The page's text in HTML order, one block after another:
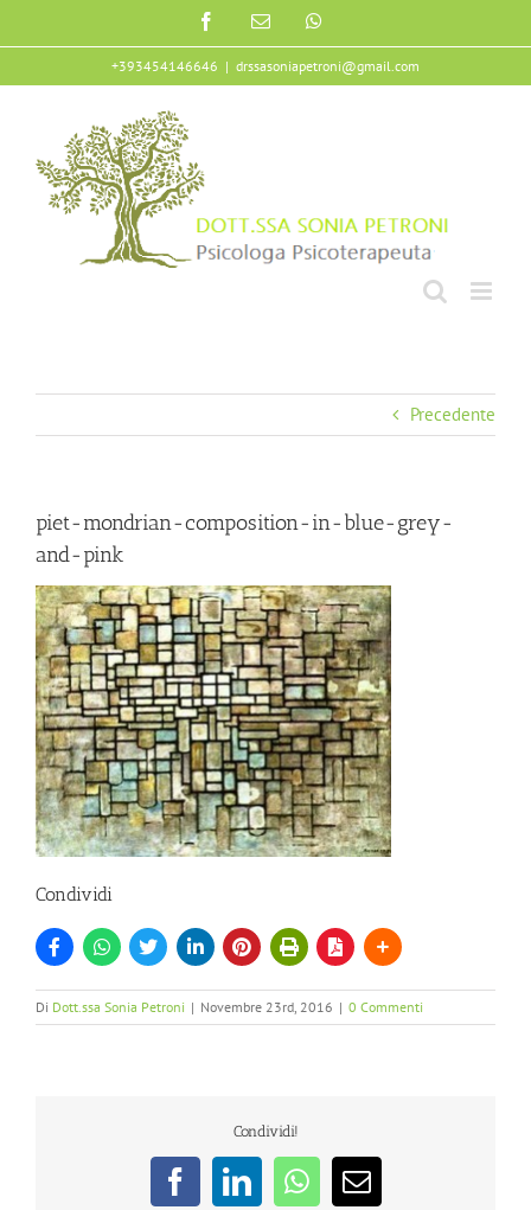
FacebookEmail
+393454146646 | drssasoniapetroni@gmail.com
Precedente
piet-mondrian-composition-in-blue-grey-
and-pink
Condividi
Di Dott.ssa Sonia Petroni | Novembre 23rd, 2016 | 0 Commenti
Condividi!
FacebookLinkedInWhatsApp
Email